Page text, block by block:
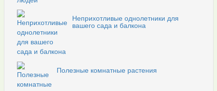
Неприхотливые однолетники для
вашего сада и балкона
Полезные комнатные растения